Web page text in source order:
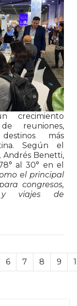
crecimiento
reuniones,
más
Según el
Benetti,
al 30° en el
el principal
congresos,
y viajes de
6 7 8 9